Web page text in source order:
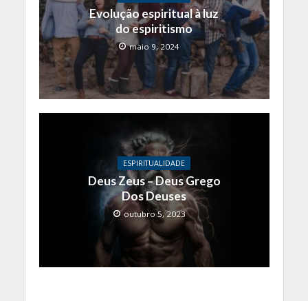
Evolução espiritual à luz
do espiritismo
maio 9, 2024
ESPIRITUALIDADE
Deus Zeus – Deus Grego
Dos Deuses
outubro 5, 2023